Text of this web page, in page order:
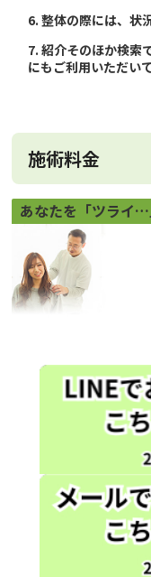
6. 整体の際には、状
7. 紹介そのほか検索
にもご利用いただい
施術料金
あなたを「ツライ…